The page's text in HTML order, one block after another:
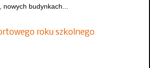
nowych budynkach...
roku szkolnego